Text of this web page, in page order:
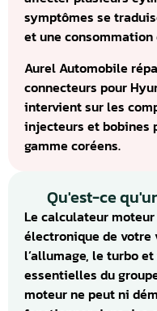
symptômes se
et une consommation
Aurel Automobile
connecteurs pour
intervient sur les
injecteurs et bobines
gamme coréens.
Qu'est-ce
Le calculateur moteur
électronique de votre
l’allumage, le turbo
essentielles du
moteur ne peut ni